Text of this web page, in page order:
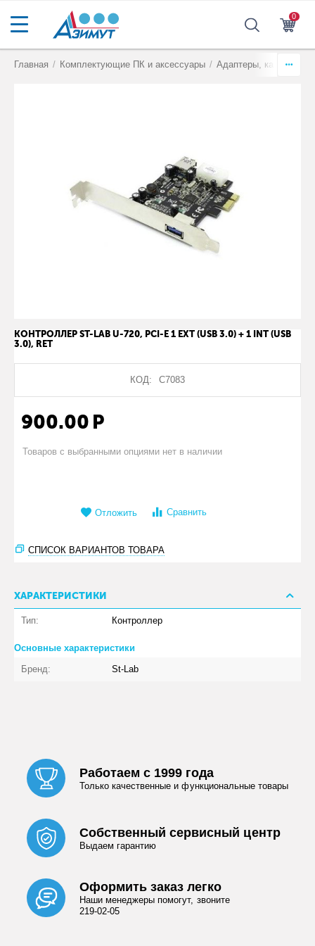
0
Главная / Комплектующие ПК и аксессуары / Адаптеры, кабели,
КОНТРОЛЛЕР ST-LAB U-720, PCI-E 1 EXT (USB 3.0) + 1 INT (USB
3.0), RET
КОД: С7083
900.00 Р
Товаров с выбранными опциями нет в наличии
Отложить Сравнить
СПИСОК ВАРИАНТОВ ТОВАРА
ХАРАКТЕРИСТИКИ
Тип: Контроллер
Основные характеристики
Бренд:
St-Lab
Работаем с 1999 года
Только качественные и функциональные товары
Собственный сервисный центр
Выдаем гарантию
Оформить заказ легко
Наши менеджеры помогут, звоните
219-02-05